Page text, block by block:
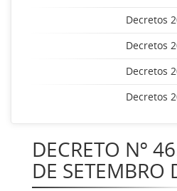
Decretos
Decretos
Decretos
Decretos
DECRETO Nº
DE SETEMBRO